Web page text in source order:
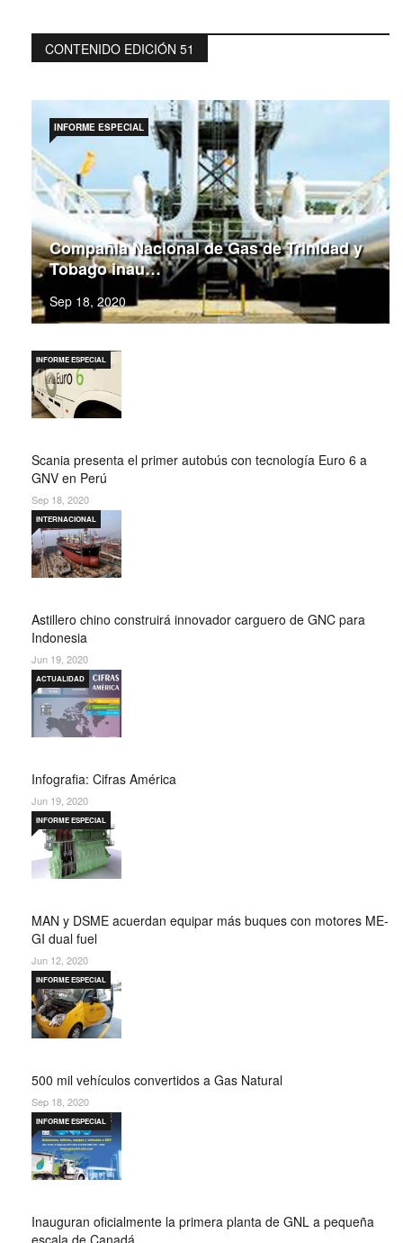
CONTENIDO EDICIÓN 51
Compañia Nacional de Gas de Trinidad y
Tobago inau…
Sep 18, 2020
INFORME ESPECIAL
Scania presenta el primer autobús con tecnología Euro 6 a
GNV en Perú
INFORME ESPECIAL
Sep 18, 2020
Astillero chino construirá innovador carguero de GNC para
Indonesia
INTERNACIONAL
Jun 19, 2020
Infografia: Cifras América
ACTUALIDAD
Jun 19, 2020
MAN y DSME acuerdan equipar más buques con motores ME-
GI dual fuel
INFORME ESPECIAL
Jun 12, 2020
500 mil vehículos convertidos a Gas Natural
INFORME ESPECIAL
Sep 18, 2020
Inauguran oficialmente la primera planta de GNL a pequeña
INFORME ESPECIAL